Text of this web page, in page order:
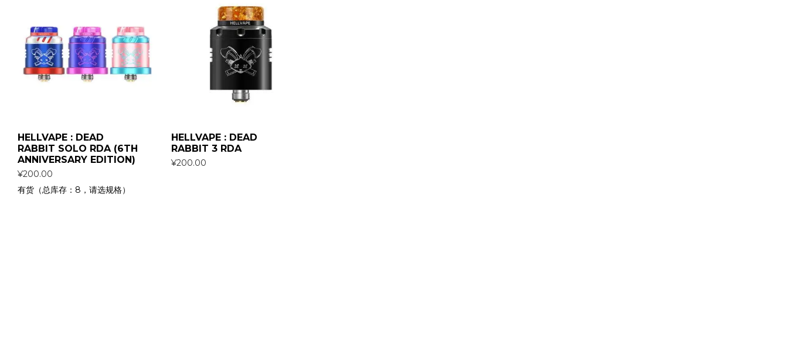
HELLVAPE : DEAD
RABBIT SOLO RDA (6TH
ANNIVERSARY EDITION)
¥200.00
有货（总库存：8，请选规格）
HELLVAPE : DEAD
RABBIT 3 RDA
¥200.00